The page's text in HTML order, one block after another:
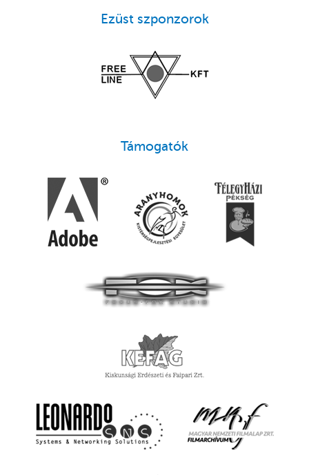
Ezüst szponzorok
Támogatók